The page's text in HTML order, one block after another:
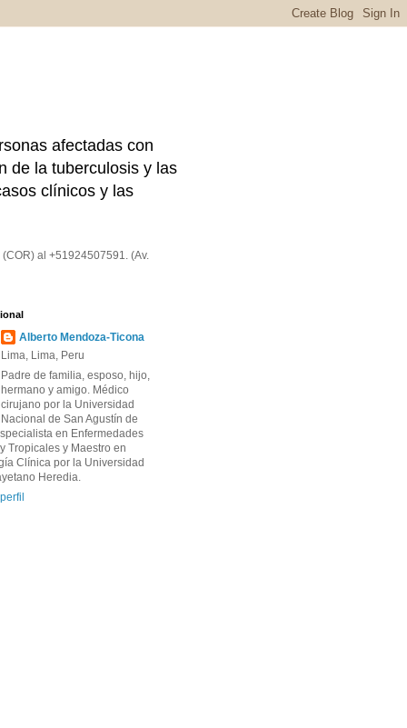
afectadas con
de la tuberculosis y las
clínicos y las
al +51924507591. (Av.
Alberto Mendoza-Ticona
Lima, Lima, Peru
Padre de familia, esposo, hijo,
hermano y amigo. Médico
cirujano por la Universidad
Nacional de San Agustín de
en Enfermedades
Tropicales y Maestro en
Clínica por la Universidad
Heredia.